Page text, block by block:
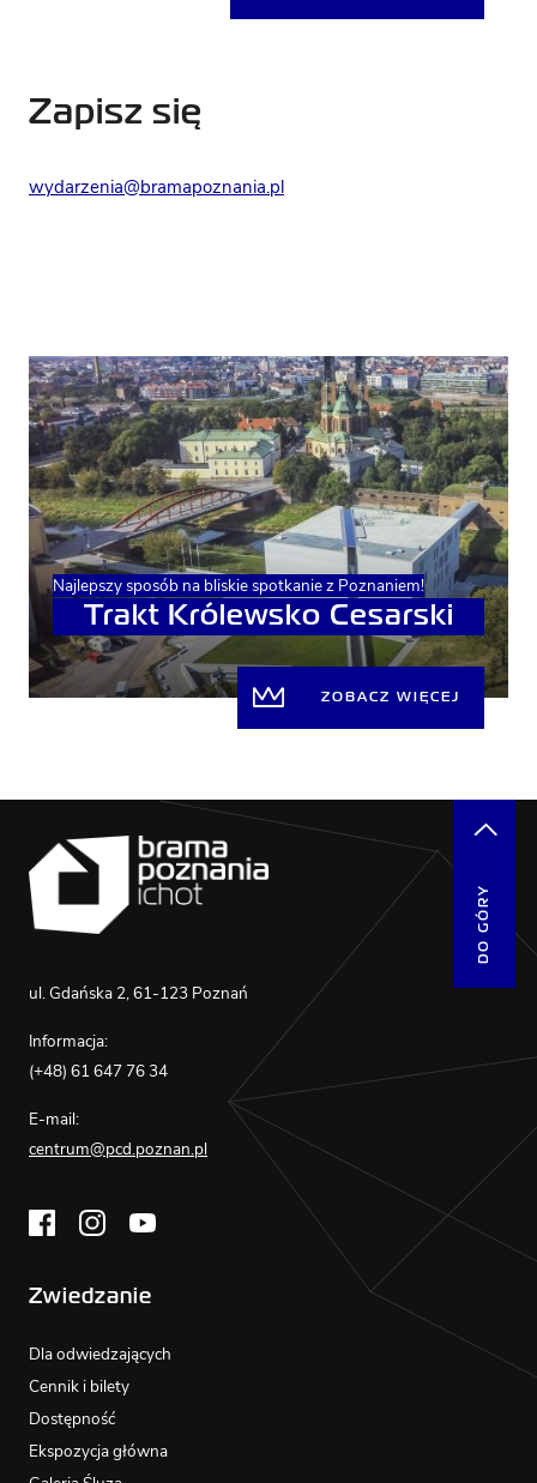
Zapisz się
wydarzenia@bramapoznania.pl
Najlepszy sposób na bliskie spotkanie z Poznaniem!
Trakt Królewsko Cesarski
ZOBACZ WIĘCEJ
ul. Gdańska 2, 61-123 Poznań
Informacja:
(+48) 61 647 76 34
E-mail:
centrum@pcd.poznan.pl
Zwiedzanie
Dla odwiedzających
Cennik i bilety
Dostępność
Ekspozycja główna
DO GÓRY